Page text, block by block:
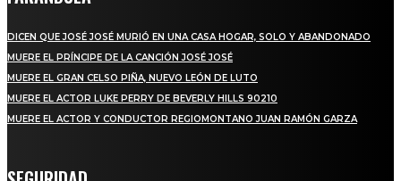
DICEN QUE JOSÉ JOSÉ MURIÓ EN UNA CASA HOGAR, SOLO Y ABANDONADO
MUERE EL PRÍNCIPE DE LA CANCIÓN JOSÉ JOSÉ
MUERE EL GRAN CELSO PIÑA, NUEVO LEÓN DE LUTO
MUERE EL ACTOR LUKE PERRY DE BEVERLY HILLS 90210
MUERE EL ACTOR Y CONDUCTOR REGIOMONTANO JUAN RAMÓN GARZA